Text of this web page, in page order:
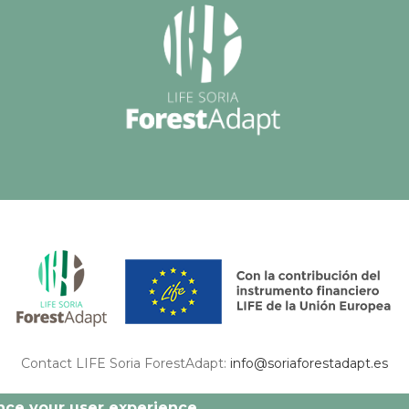
Contact LIFE Soria ForestAdapt: info@soriaforestadapt.es
this publication are exclusively responsibility of the authors and may not match with